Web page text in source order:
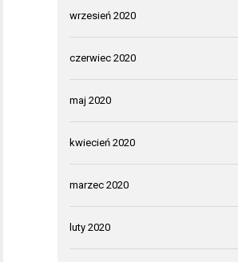
wrzesień 2020
czerwiec 2020
maj 2020
kwiecień 2020
marzec 2020
luty 2020